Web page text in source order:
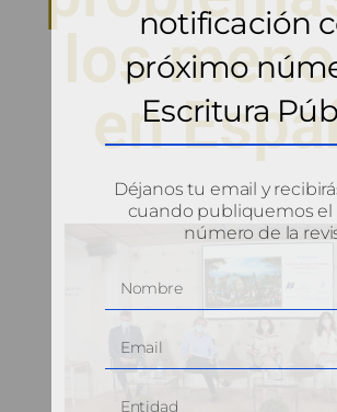
los
en
notificación
próximo
Escritura
Déjanos tu email y
cuando publiquemos
número de la